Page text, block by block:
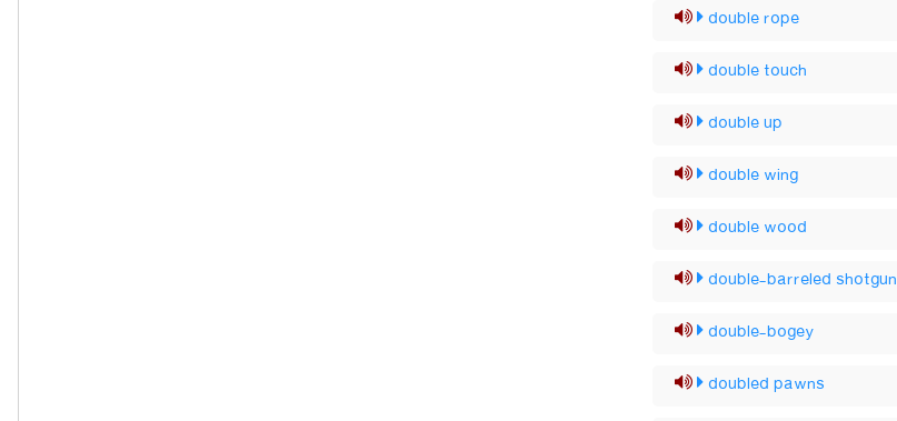
double rope
double touch
double up
double wing
double wood
double-barreled shotgun
double-bogey
doubled pawns